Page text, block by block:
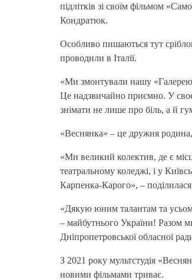
підлітків зі своїм фільмом
Кондратюк.
Особливо пишаються тут
проводили в Італії.
«Ми змонтували нашу
Це надзвичайно приємно. У
знімати не лише про біль, а й
«Веснянка» – це дружня
«Ми великий колектив, де є
театральному коледжі, і у
Карпенка-Карого», –
«Дякую юним талантам та
– майбутнього України! Разом
Дніпропетровської обласної
З 2021 року мультстудія
новими фільмами триває.